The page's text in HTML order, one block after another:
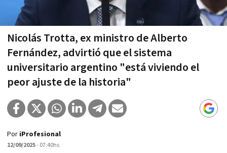
Nicolás Trotta, ex ministro de Alberto
Fernández, advirtió que el sistema
universitario argentino "está viviendo el
peor ajuste de la historia"
Por iProfesional
12/09/2025- 07:40hs